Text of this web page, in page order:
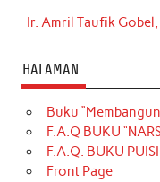
Ir. Amril Taufik Gobel,
HALAMAN
Buku
F.A.Q BUKU
F.A.Q. BUKU PUISI
Front Page